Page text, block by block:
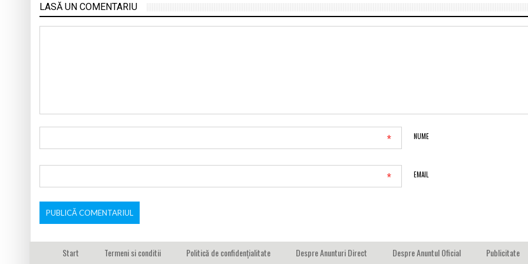
LASĂ UN COMENTARIU
NUME
*
EMAIL
*
Start Termeni si conditii Politică de confidențialitate Despre Anunturi Direct Despre Anuntul Oficial Publicitate